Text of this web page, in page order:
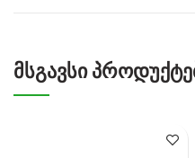
ᲛᲡᲒᲐᲕᲡᲘ